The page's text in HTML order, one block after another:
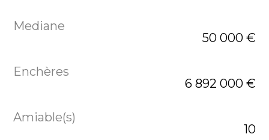
50 000 €
6 892 000 €
10